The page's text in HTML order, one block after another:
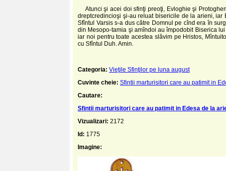
Atunci şi acei doi sfinţi preoţi, Evloghie şi
dreptcredincioşi şi-au reluat bisericile de la arieni,
Sfîntul Varsis s-a dus către Domnul pe cînd era în
din Mesopo-tamia şi amîndoi au împodobit Biserica
iar noi pentru toate acestea slăvim pe Hristos,
cu Sfîntul Duh. Amin.
Categoria: Vieţile Sfinţilor pe luna august
Cuvinte cheie: Sfintii marturisitori care au patimit in
Cautare:
Sfintii marturisitori care au patimit in Edesa de la
Vizualizari: 2172
Id: 1775
Imagine: